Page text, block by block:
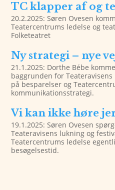
TC klapper af og
20.2.2025: Søren Ovesen
Teatercentrums ledelse og
Folketeatret
Ny strategi – nye
21.1.2025: Dorthe Bébe
baggrunden for
på besparelser og
kommunikationsstrategi.
Vi kan ikke høre
19.1.2025: Søren Ovesen
Teateravisens lukning og
Teatercentrums ledelse
besøgelsestid.